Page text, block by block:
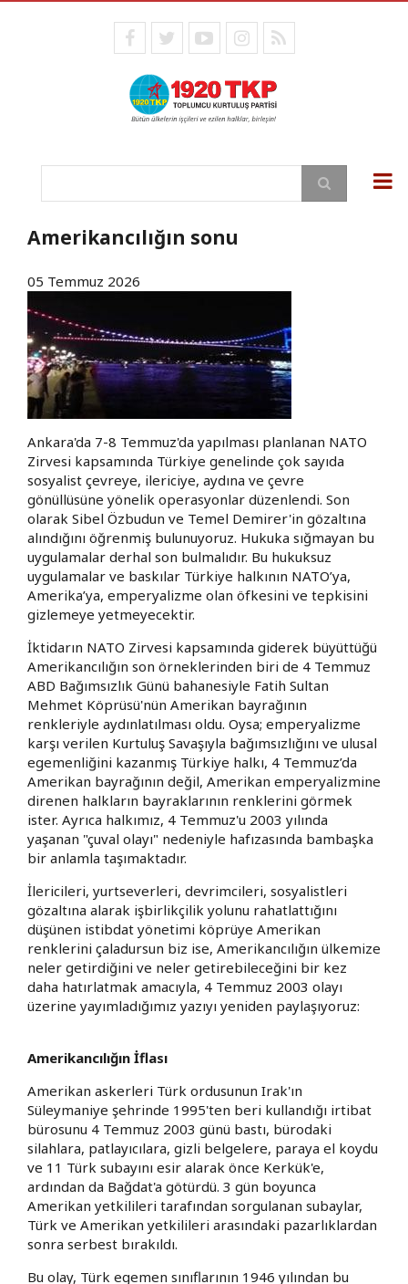
facebooktwitteryoutubeinstagram
RSS
Ara
Amerikancılığın sonu
05 Temmuz 2026
Ankara'da 7-8 Temmuz'da yapılması planlanan NATO
Zirvesi kapsamında Türkiye genelinde çok sayıda
sosyalist çevreye, ilericiye, aydına ve çevre
gönüllüsüne yönelik operasyonlar düzenlendi. Son
olarak Sibel Özbudun ve Temel Demirer'in gözaltına
alındığını öğrenmiş bulunuyoruz. Hukuka sığmayan bu
uygulamalar derhal son bulmalıdır. Bu hukuksuz
uygulamalar ve baskılar Türkiye halkının NATO’ya,
Amerika’ya, emperyalizme olan öfkesini ve tepkisini
gizlemeye yetmeyecektir.
İktidarın NATO Zirvesi kapsamında giderek büyüttüğü
Amerikancılığın son örneklerinden biri de 4 Temmuz
ABD Bağımsızlık Günü bahanesiyle Fatih Sultan
Mehmet Köprüsü'nün Amerikan bayrağının
renkleriyle aydınlatılması oldu. Oysa; emperyalizme
karşı verilen Kurtuluş Savaşıyla bağımsızlığını ve ulusal
egemenliğini kazanmış Türkiye halkı, 4 Temmuz’da
Amerikan bayrağının değil, Amerikan emperyalizmine
direnen halkların bayraklarının renklerini görmek
ister. Ayrıca halkımız, 4 Temmuz'u 2003 yılında
yaşanan "çuval olayı" nedeniyle hafızasında bambaşka
bir anlamla taşımaktadır.
İlericileri, yurtseverleri, devrimcileri, sosyalistleri
gözaltına alarak işbirlikçilik yolunu rahatlattığını
düşünen istibdat yönetimi köprüye Amerikan
renklerini çaladursun biz ise, Amerikancılığın ülkemize
neler getirdiğini ve neler getirebileceğini bir kez
daha hatırlatmak amacıyla, 4 Temmuz 2003 olayı
üzerine yayımladığımız yazıyı yeniden paylaşıyoruz:
Amerikancılığın İflası
Amerikan askerleri Türk ordusunun Irak'ın
Süleymaniye şehrinde 1995'ten beri kullandığı irtibat
bürosunu 4 Temmuz 2003 günü bastı, bürodaki
silahlara, patlayıcılara, gizli belgelere, paraya el koydu
ve 11 Türk subayını esir alarak önce Kerkük'e,
ardından da Bağdat'a götürdü. 3 gün boyunca
Amerikan yetkilileri tarafından sorgulanan subaylar,
Türk ve Amerikan yetkilileri arasındaki pazarlıklardan
sonra serbest bırakıldı.
Bu olay, Türk egemen sınıflarının 1946 yılından bu